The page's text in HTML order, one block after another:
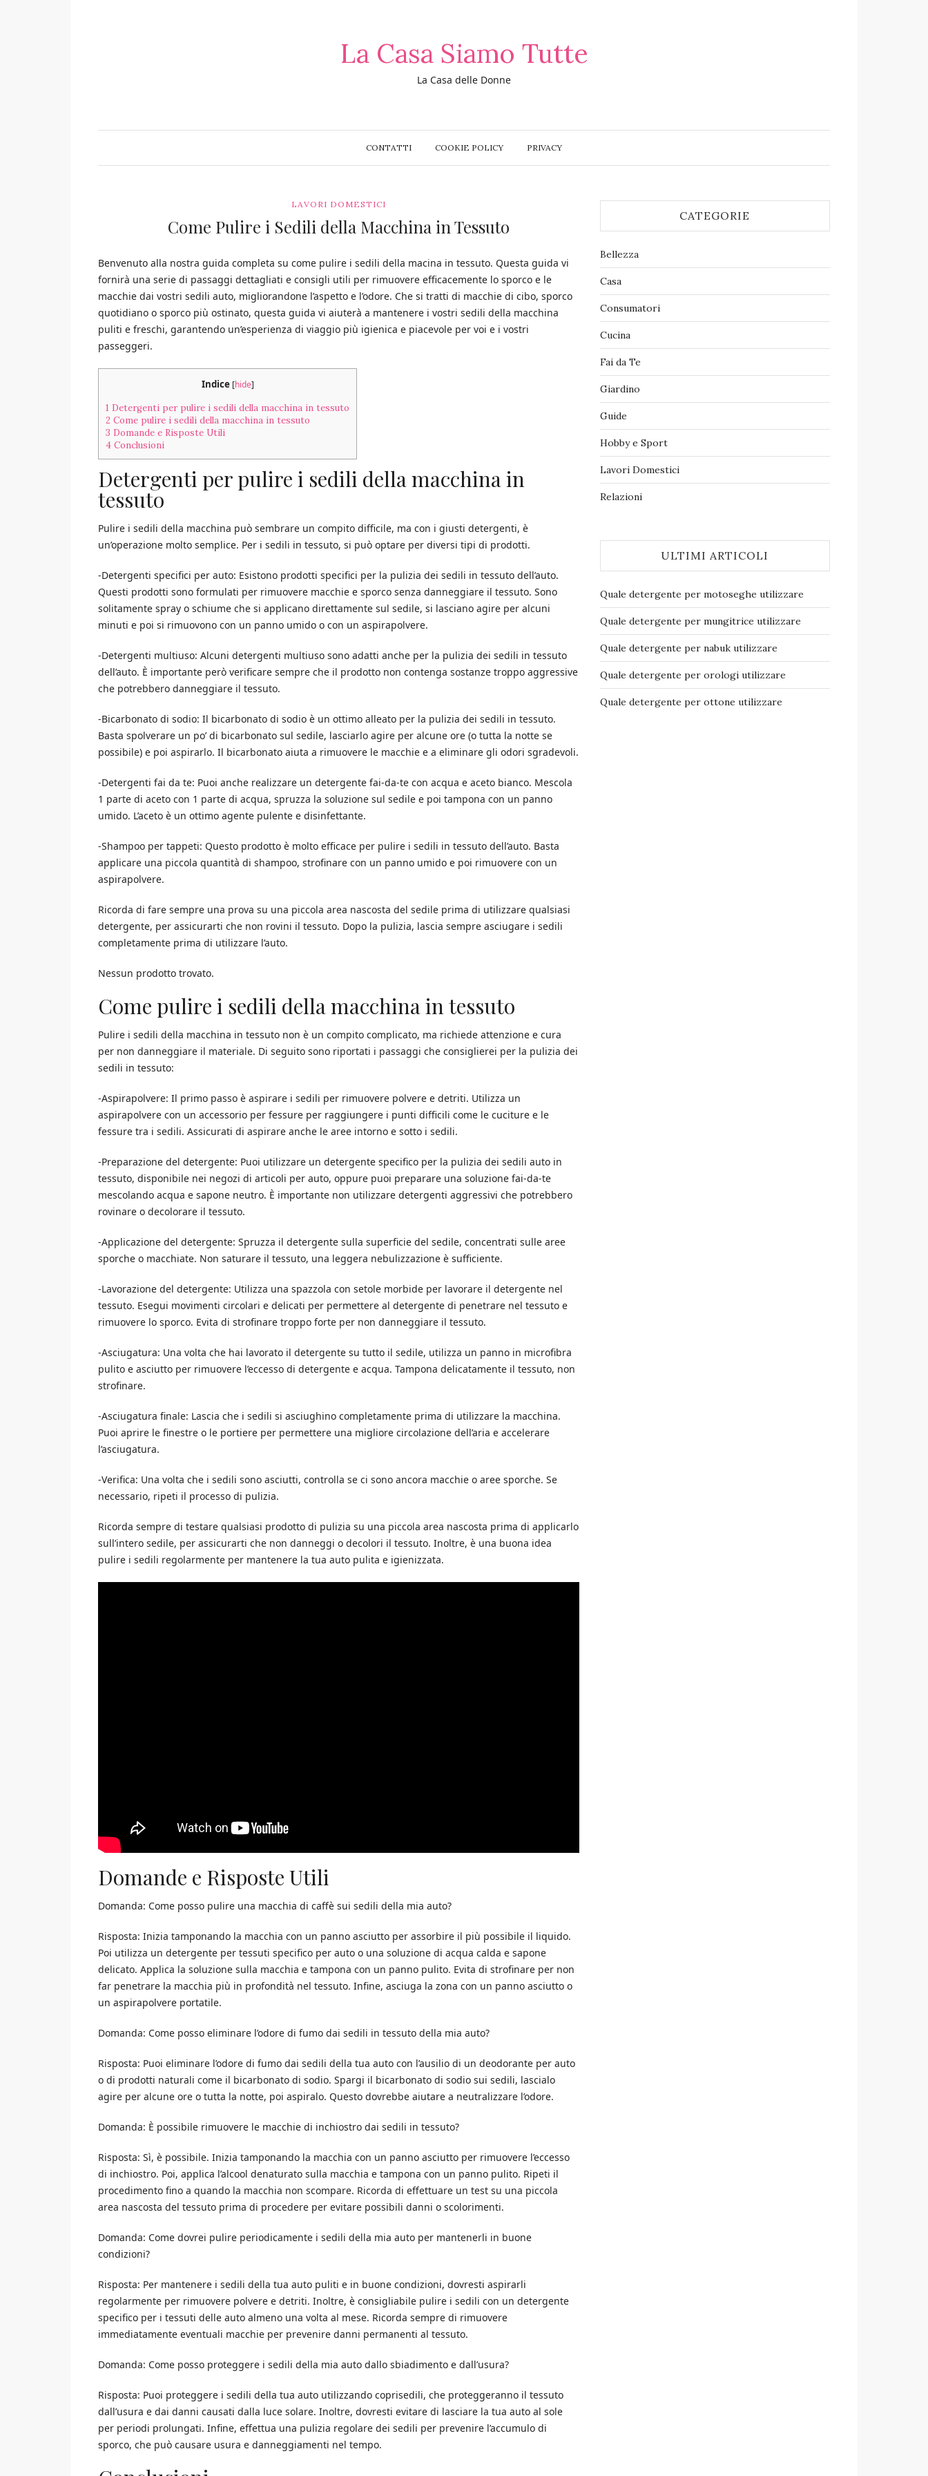
La Casa Siamo Tutte
La Casa delle Donne
CONTATTI COOKIE POLICY PRIVACY
LAVORI DOMESTICI
Come Pulire i Sedili della Macchina in Tessuto
Benvenuto alla nostra guida completa su come pulire i sedili della macina in tessuto. Questa guida vi
fornirà una serie di passaggi dettagliati e consigli utili per rimuovere efficacemente lo sporco e le
macchie dai vostri sedili auto, migliorandone l’aspetto e l’odore. Che si tratti di macchie di cibo, sporco
quotidiano o sporco più ostinato, questa guida vi aiuterà a mantenere i vostri sedili della macchina
puliti e freschi, garantendo un’esperienza di viaggio più igienica e piacevole per voi e i vostri
passeggeri.
Indice [hide]
1 Detergenti per pulire i sedili della macchina in tessuto
2 Come pulire i sedili della macchina in tessuto
3 Domande e Risposte Utili
4 Conclusioni
Detergenti per pulire i sedili della macchina in
tessuto
Pulire i sedili della macchina può sembrare un compito difficile, ma con i giusti detergenti, è
un’operazione molto semplice. Per i sedili in tessuto, si può optare per diversi tipi di prodotti.
-Detergenti specifici per auto: Esistono prodotti specifici per la pulizia dei sedili in tessuto dell’auto.
Questi prodotti sono formulati per rimuovere macchie e sporco senza danneggiare il tessuto. Sono
solitamente spray o schiume che si applicano direttamente sul sedile, si lasciano agire per alcuni
minuti e poi si rimuovono con un panno umido o con un aspirapolvere.
-Detergenti multiuso: Alcuni detergenti multiuso sono adatti anche per la pulizia dei sedili in tessuto
dell’auto. È importante però verificare sempre che il prodotto non contenga sostanze troppo aggressive
che potrebbero danneggiare il tessuto.
-Bicarbonato di sodio: Il bicarbonato di sodio è un ottimo alleato per la pulizia dei sedili in tessuto.
Basta spolverare un po’ di bicarbonato sul sedile, lasciarlo agire per alcune ore (o tutta la notte se
possibile) e poi aspirarlo. Il bicarbonato aiuta a rimuovere le macchie e a eliminare gli odori sgradevoli.
-Detergenti fai da te: Puoi anche realizzare un detergente fai-da-te con acqua e aceto bianco. Mescola
1 parte di aceto con 1 parte di acqua, spruzza la soluzione sul sedile e poi tampona con un panno
umido. L’aceto è un ottimo agente pulente e disinfettante.
-Shampoo per tappeti: Questo prodotto è molto efficace per pulire i sedili in tessuto dell’auto. Basta
applicare una piccola quantità di shampoo, strofinare con un panno umido e poi rimuovere con un
aspirapolvere.
Ricorda di fare sempre una prova su una piccola area nascosta del sedile prima di utilizzare qualsiasi
detergente, per assicurarti che non rovini il tessuto. Dopo la pulizia, lascia sempre asciugare i sedili
completamente prima di utilizzare l’auto.
Nessun prodotto trovato.
Come pulire i sedili della macchina in tessuto
Pulire i sedili della macchina in tessuto non è un compito complicato, ma richiede attenzione e cura
per non danneggiare il materiale. Di seguito sono riportati i passaggi che consiglierei per la pulizia dei
sedili in tessuto:
-Aspirapolvere: Il primo passo è aspirare i sedili per rimuovere polvere e detriti. Utilizza un
aspirapolvere con un accessorio per fessure per raggiungere i punti difficili come le cuciture e le
fessure tra i sedili. Assicurati di aspirare anche le aree intorno e sotto i sedili.
-Preparazione del detergente: Puoi utilizzare un detergente specifico per la pulizia dei sedili auto in
tessuto, disponibile nei negozi di articoli per auto, oppure puoi preparare una soluzione fai-da-te
mescolando acqua e sapone neutro. È importante non utilizzare detergenti aggressivi che potrebbero
rovinare o decolorare il tessuto.
-Applicazione del detergente: Spruzza il detergente sulla superficie del sedile, concentrati sulle aree
sporche o macchiate. Non saturare il tessuto, una leggera nebulizzazione è sufficiente.
-Lavorazione del detergente: Utilizza una spazzola con setole morbide per lavorare il detergente nel
tessuto. Esegui movimenti circolari e delicati per permettere al detergente di penetrare nel tessuto e
rimuovere lo sporco. Evita di strofinare troppo forte per non danneggiare il tessuto.
-Asciugatura: Una volta che hai lavorato il detergente su tutto il sedile, utilizza un panno in microfibra
pulito e asciutto per rimuovere l’eccesso di detergente e acqua. Tampona delicatamente il tessuto, non
strofinare.
-Asciugatura finale: Lascia che i sedili si asciughino completamente prima di utilizzare la macchina.
Puoi aprire le finestre o le portiere per permettere una migliore circolazione dell’aria e accelerare
l’asciugatura.
-Verifica: Una volta che i sedili sono asciutti, controlla se ci sono ancora macchie o aree sporche. Se
necessario, ripeti il processo di pulizia.
Ricorda sempre di testare qualsiasi prodotto di pulizia su una piccola area nascosta prima di applicarlo
sull’intero sedile, per assicurarti che non danneggi o decolori il tessuto. Inoltre, è una buona idea
pulire i sedili regolarmente per mantenere la tua auto pulita e igienizzata.
Domande e Risposte Utili
Domanda: Come posso pulire una macchia di caffè sui sedili della mia auto?
Risposta: Inizia tamponando la macchia con un panno asciutto per assorbire il più possibile il liquido.
Poi utilizza un detergente per tessuti specifico per auto o una soluzione di acqua calda e sapone
delicato. Applica la soluzione sulla macchia e tampona con un panno pulito. Evita di strofinare per non
far penetrare la macchia più in profondità nel tessuto. Infine, asciuga la zona con un panno asciutto o
un aspirapolvere portatile.
Domanda: Come posso eliminare l’odore di fumo dai sedili in tessuto della mia auto?
Risposta: Puoi eliminare l’odore di fumo dai sedili della tua auto con l’ausilio di un deodorante per auto
o di prodotti naturali come il bicarbonato di sodio. Spargi il bicarbonato di sodio sui sedili, lascialo
agire per alcune ore o tutta la notte, poi aspiralo. Questo dovrebbe aiutare a neutralizzare l’odore.
Domanda: È possibile rimuovere le macchie di inchiostro dai sedili in tessuto?
Risposta: Sì, è possibile. Inizia tamponando la macchia con un panno asciutto per rimuovere l’eccesso
di inchiostro. Poi, applica l’alcool denaturato sulla macchia e tampona con un panno pulito. Ripeti il
procedimento fino a quando la macchia non scompare. Ricorda di effettuare un test su una piccola
area nascosta del tessuto prima di procedere per evitare possibili danni o scolorimenti.
Domanda: Come dovrei pulire periodicamente i sedili della mia auto per mantenerli in buone
condizioni?
Risposta: Per mantenere i sedili della tua auto puliti e in buone condizioni, dovresti aspirarli
regolarmente per rimuovere polvere e detriti. Inoltre, è consigliabile pulire i sedili con un detergente
specifico per i tessuti delle auto almeno una volta al mese. Ricorda sempre di rimuovere
immediatamente eventuali macchie per prevenire danni permanenti al tessuto.
Domanda: Come posso proteggere i sedili della mia auto dallo sbiadimento e dall’usura?
Risposta: Puoi proteggere i sedili della tua auto utilizzando coprisedili, che proteggeranno il tessuto
dall’usura e dai danni causati dalla luce solare. Inoltre, dovresti evitare di lasciare la tua auto al sole
per periodi prolungati. Infine, effettua una pulizia regolare dei sedili per prevenire l’accumulo di
sporco, che può causare usura e danneggiamenti nel tempo.
CATEGORIE
Bellezza
Casa
Consumatori
Cucina
Fai da Te
Giardino
Guide
Hobby e Sport
Lavori Domestici
Relazioni
ULTIMI ARTICOLI
Quale detergente per motoseghe​ utilizzare
Quale detergente per mungitrice​ utilizzare
Quale detergente per nabuk​ utilizzare
Quale detergente per orologi​ utilizzare
Quale detergente per ottone​ utilizzare